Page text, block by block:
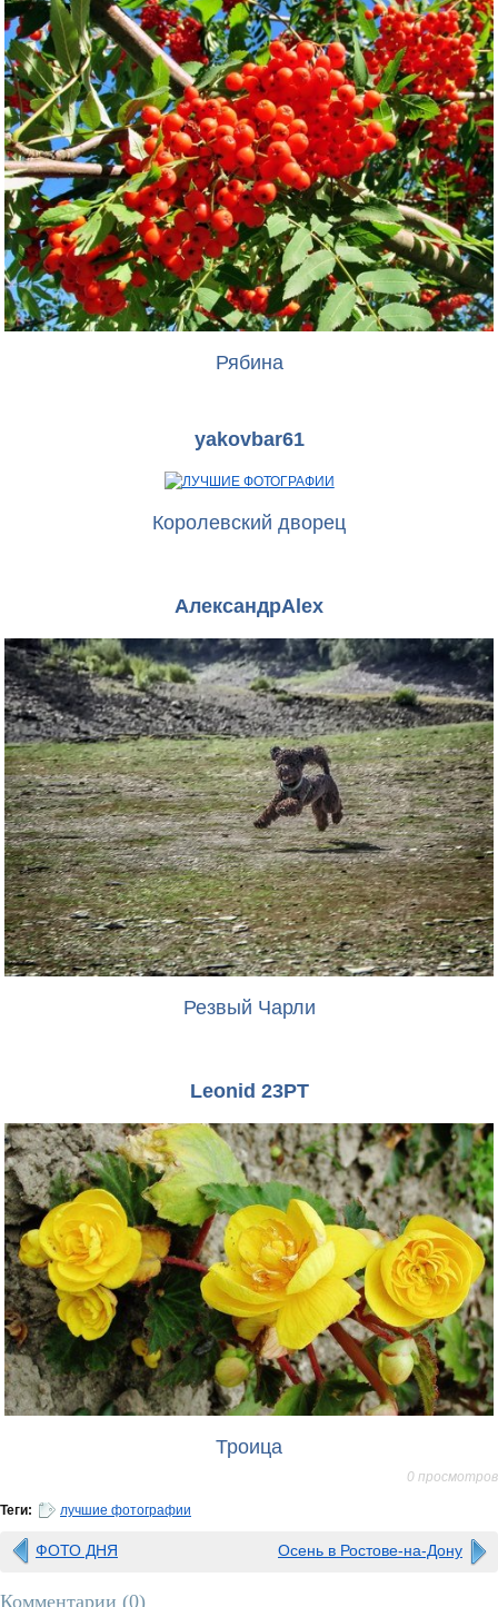
Рябина
yakovbar61
Королевский дворец
АлександрAlex
Резвый Чарли
Leonid 23PT
Троица
0 просмотров
Теги: лучшие фотографии
ФОТО ДНЯ Осень в Ростове-на-Дону
Комментарии (0)